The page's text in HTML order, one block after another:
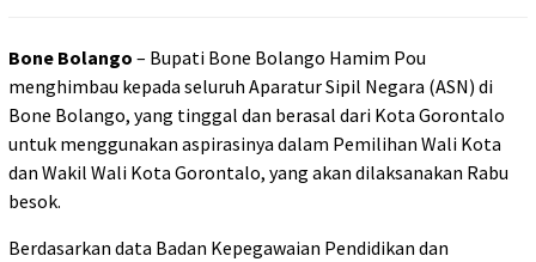
Bone Bolango – Bupati Bone Bolango Hamim Pou
menghimbau kepada seluruh Aparatur Sipil Negara (ASN) di
Bone Bolango, yang tinggal dan berasal dari Kota Gorontalo
untuk menggunakan aspirasinya dalam Pemilihan Wali Kota
dan Wakil Wali Kota Gorontalo, yang akan dilaksanakan Rabu
besok.
Berdasarkan data Badan Kepegawaian Pendidikan dan